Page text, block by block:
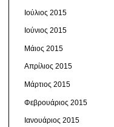
Ιούλιος 2015
Ιούνιος 2015
Μάιος 2015
Απρίλιος 2015
Μάρτιος 2015
Φεβρουάριος 2015
Ιανουάριος 2015